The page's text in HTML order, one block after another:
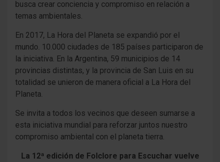
busca crear conciencia y compromiso en relación a
temas ambientales.
En 2017, La Hora del Planeta se expandió por el
mundo. 10.000 ciudades de 185 países participaron de
la iniciativa. En la Argentina, 59 municipios de 14
provincias distintas, y la provincia de San Luis en su
totalidad se unieron de manera oficial a La Hora del
Planeta.
Se invita a todos los vecinos que deseen sumarse a
esta iniciativa mundial para reforzar juntos nuestro
compromiso ambiental con el planeta tierra.
La 12ª edición de Folclore para Escuchar vuelve